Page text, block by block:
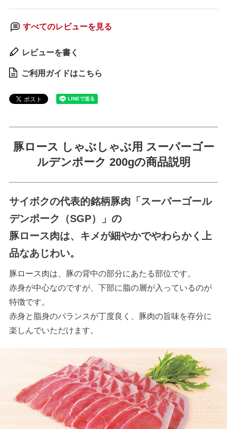
すべてのレビューを見る
レビューを書く
ご利用ガイドはこちら
豚ロース しゃぶしゃぶ用 スーパーゴー
ルデンポーク 200gの商品説明
サイボクの代表的銘柄豚肉「スーパーゴール
デンポーク（SGP）」の
豚ロース肉は、キメが細やかでやわらかく上
品なあじわい。
豚ロース肉は、豚の背中の部分にあたる部位です。
赤身が中心なのですが、下部に脂の層が入っているのが
特徴です。
赤身と脂身のバランスが丁度良く、豚肉の旨味を存分に
楽しんでいただけます。